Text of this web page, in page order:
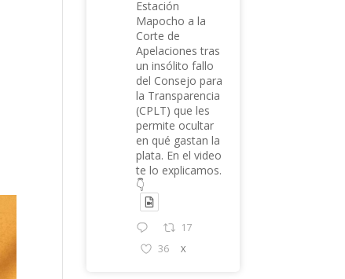
Estación
Mapocho a la
Corte de
Apelaciones tras
un insólito fallo
del Consejo para
la Transparencia
(CPLT) que les
permite ocultar
en qué gastan la
plata. En el video
te lo explicamos.
👇
17
36
X